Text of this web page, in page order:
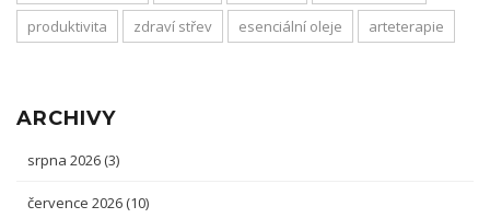
produktivita
zdraví střev esenciální oleje arteterapie
ARCHIVY
srpna 2026 (3)
července 2026 (10)